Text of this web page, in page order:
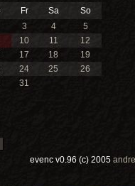
Fr Sa
So
3 4
5
10 11
12
17 18
19
24 25
26
31
evenc v0.96 (c) 2005